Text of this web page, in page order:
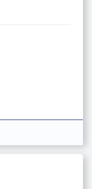
да…….